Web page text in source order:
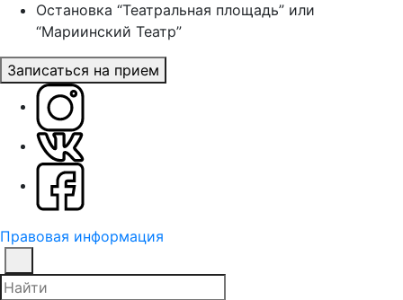
Остановка “Театральная площадь” или
“Мариинский Театр”
Записаться на прием
Правовая информация